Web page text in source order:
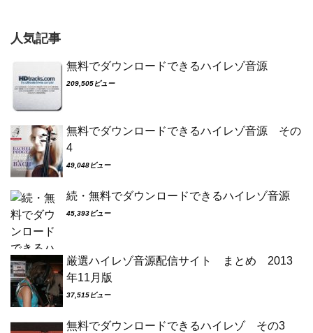
人気記事
無料でダウンロードできるハイレゾ音源
209,505ビュー
無料でダウンロードできるハイレゾ音源 その
4
49,048ビュー
続・無料でダウンロードできるハイレゾ音源
45,393ビュー
厳選ハイレゾ音源配信サイト まとめ 2013
年11月版
37,515ビュー
無料でダウンロードできるハイレゾ その3